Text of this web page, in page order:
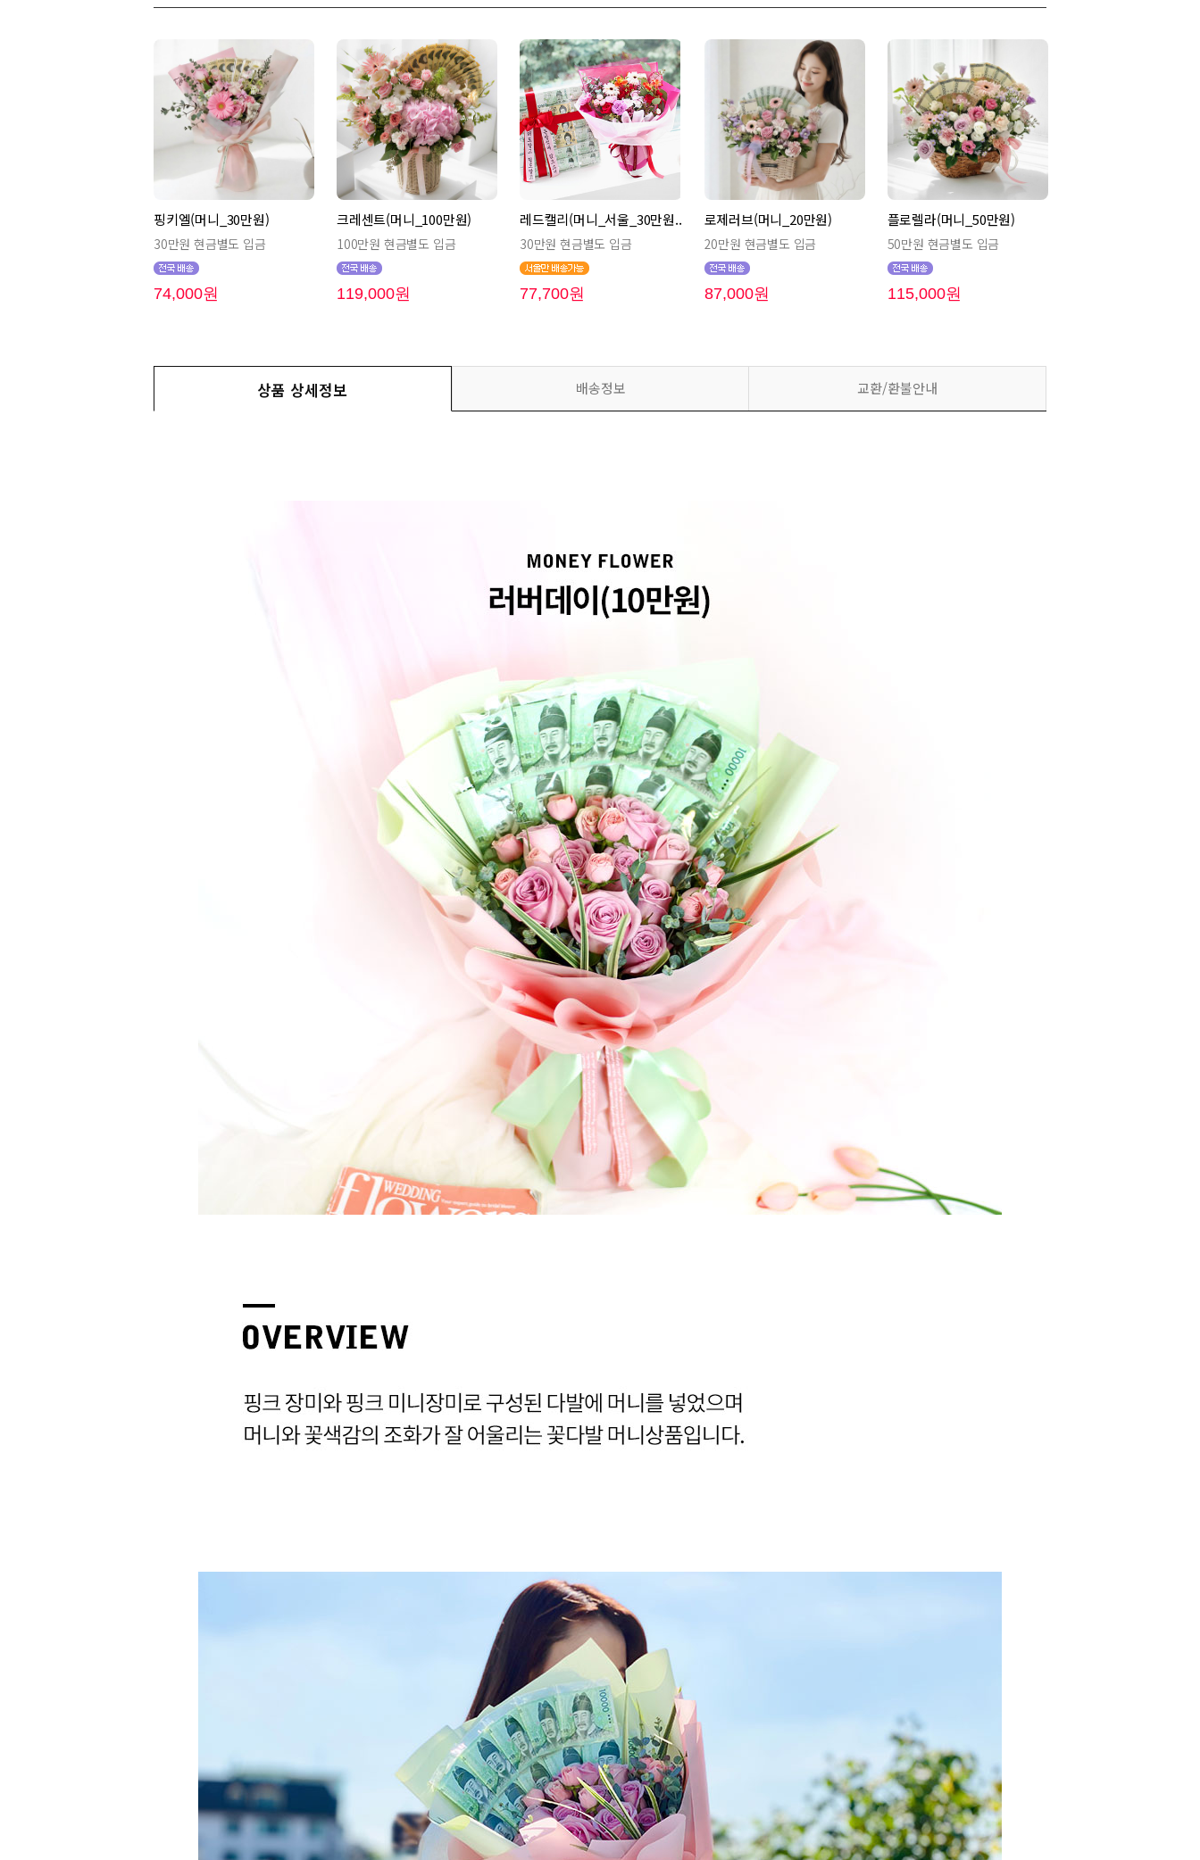
핑키엘(머니_30만원)
30만원 현금별도 입금
74,000원
크레센트(머니_100만원)
100만원 현금별도 입금
119,000원
레드캘리(머니_서울_30만원..
30만원 현금별도 입금
77,700원
로제러브(머니_20만원)
20만원 현금별도 입금
87,000원
플로렐라(머니_50만원)
50만원 현금별도 입금
115,000원
상품 상세정보 배송정보 교환/환불안내